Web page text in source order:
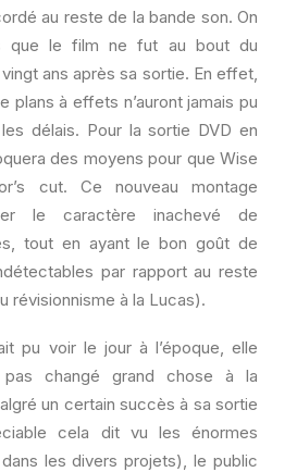
au reste de la bande son. On
que le film ne fut au bout du
ans après sa sortie. En effet,
plans à effets n’auront jamais pu
délais. Pour la sortie DVD en
des moyens pour que Wise
cut. Ce nouveau montage
le caractère inachevé de
tout en ayant le bon goût de
par rapport au reste
révisionnisme à la Lucas).
pu voir le jour à l’époque, elle
pas changé grand chose à la
un certain succès à sa sortie
cela dit vu les énormes
les divers projets), le public